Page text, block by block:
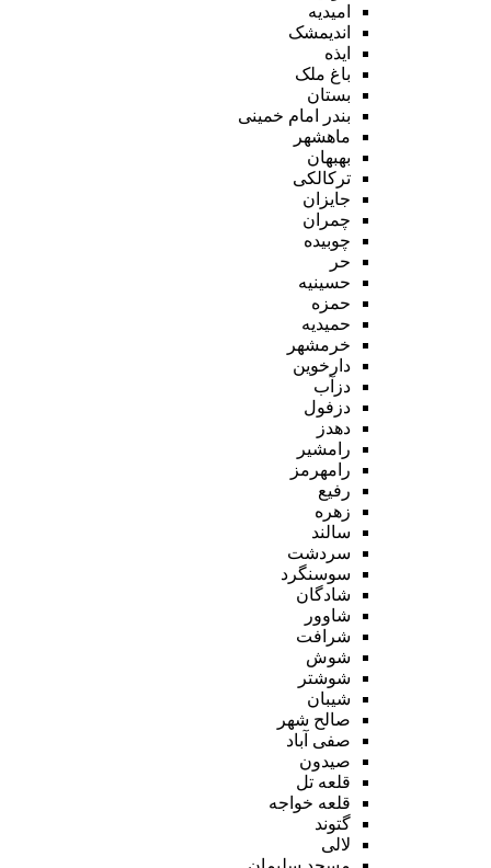
امیدیه
اندیمشک
ایذه
باغ ملک
بستان
بندر امام خمینی
ماهشهر
بهبهان
ترکالکی
جایزان
چمران
چوبیده
حر
حسینیه
حمزه
حمیدیه
خرمشهر
دارخوین
دزآب
دزفول
دهدز
رامشیر
رامهرمز
رفیع
زهره
سالند
سردشت
سوسنگرد
شادگان
شاوور
شرافت
شوش
شوشتر
شیبان
صالح شهر
صفی آباد
صیدون
قلعه تل
قلعه خواجه
گتوند
لالی